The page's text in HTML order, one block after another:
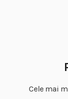
Cele mai